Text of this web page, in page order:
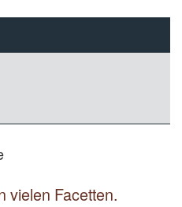
vielen Facetten.